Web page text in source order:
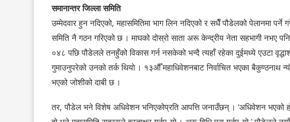
समानान्तर जिल्ला समिति
उम्मेदवार हुन नदिएको, महासमितिमा भाग लिन नदिएको र सधैँ पौडेलको पेलानमा पर्ने
समिति नै गठन गरिएको छ । माघको दोस्रो साता अरू केन्द्रीय नेता सहभागी नभए
०४८ पछि पौडेलले तनहुँको विकास गर्न नसकेको भन्दै त्यहाँ रहेका दुईमध्ये एउटा
गुमाउनुपरेको उनको तर्क थियो । १३औँ महाधिवेशनबाट निर्वाचित भएका बैकुण्ठनाथ
भएको जोशीको दाबी छ ।
तर, पौडेल भने विशेष अधिवेशन भनिएकोप्रति आपत्ति जनाउँछन् । ‘अधिवेशन भएको